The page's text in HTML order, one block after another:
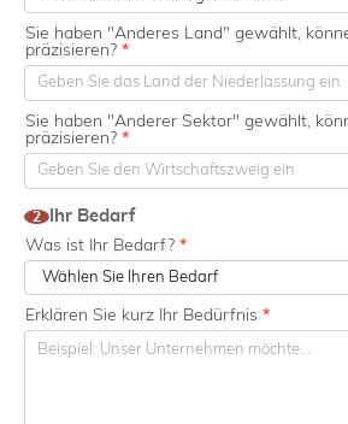
Sie haben "Anderes Land" gewählt,
präzisieren? *
Sie haben "Anderer Sektor" gewählt,
präzisieren? *
2 Ihr Bedarf
Was ist Ihr Bedarf? *
Erklären Sie kurz Ihr Bedürfnis *